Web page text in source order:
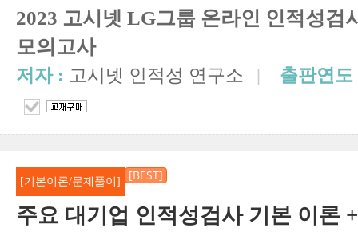
2023 고시넷 LG그룹 온라인 인적성검
모의고사
저자 : 고시넷 인적성 연구소 | 출판연
[기본이론/문제풀이] [BEST]
주요 대기업 인적성검사 기본 이론